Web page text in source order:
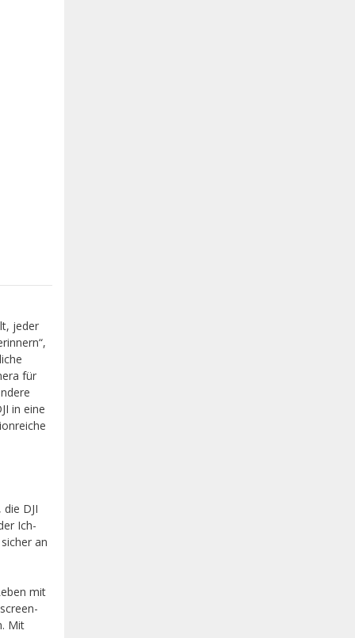
jeder
für
in eine
DJI
Ich-
an
mit
Mit